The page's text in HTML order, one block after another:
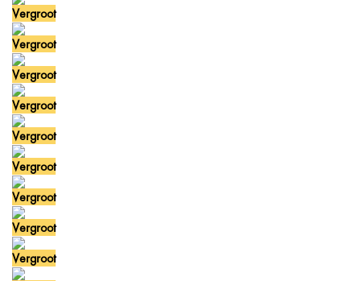
Vergroot
Vergroot
Vergroot
Vergroot
Vergroot
Vergroot
Vergroot
Vergroot
Vergroot